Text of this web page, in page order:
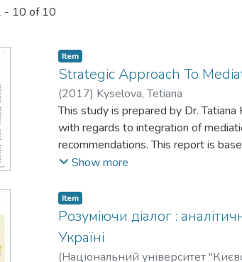
- 10 of 10
Item
Strategic Approach To
(2017) Kyselova, Tetiana
This study is prepared by Dr.
with regards to integration of
recommendations. This report is
conducted by the author as a Marie
into the court system, and
Given the specific socio-political
integration of mediation into the
the voluntary schemes of court
Show more
Item
Розуміючи діалог :
Україні
(Національний університет